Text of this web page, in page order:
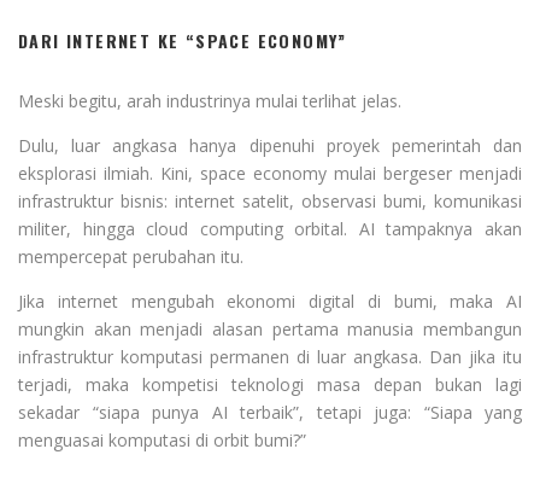
DARI INTERNET KE “SPACE ECONOMY”
Meski begitu, arah industrinya mulai terlihat jelas.
Dulu, luar angkasa hanya dipenuhi proyek pemerintah dan
eksplorasi ilmiah. Kini, space economy mulai bergeser menjadi
infrastruktur bisnis: internet satelit, observasi bumi, komunikasi
militer, hingga cloud computing orbital. AI tampaknya akan
mempercepat perubahan itu.
Jika internet mengubah ekonomi digital di bumi, maka AI
mungkin akan menjadi alasan pertama manusia membangun
infrastruktur komputasi permanen di luar angkasa. Dan jika itu
terjadi, maka kompetisi teknologi masa depan bukan lagi
sekadar “siapa punya AI terbaik”, tetapi juga: “Siapa yang
menguasai komputasi di orbit bumi?”